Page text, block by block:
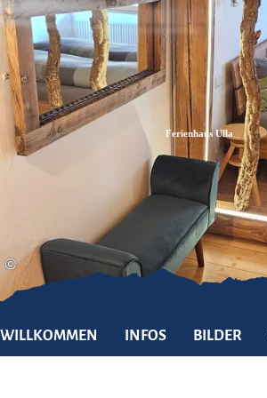
Zum
Inhalt
Zur
Suche
Zum
Footer
©
Ferienhaus Ulla
WILLKOMMEN INFOS BILDER